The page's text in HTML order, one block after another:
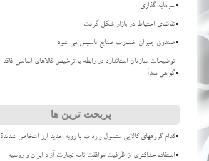
سرمایه گذاری
تقاضای احتیاط در بازار شکل گرفت
صندوق جبران خسارت صنایع تاسیس می شود
توضیحات سازمان استاندارد در رابطه با ترخیص کالاهای اساسی فاقد
گواهی مبدأ
پربحث ترین ها
کدام گروههای کالایی مشمول واردات با رویه جدید ارز اشخاص شدند؟
استفاده حداکثری از ظرفیت موافقت نامه تجارت آزاد ایران و روسیه